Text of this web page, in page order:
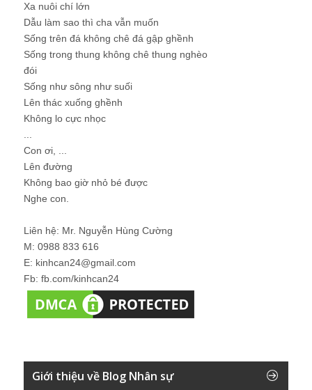
Xa nuôi chí lớn
Dẫu làm sao thì cha vẫn muốn
Sống trên đá không chê đá gập ghềnh
Sống trong thung không chê thung nghèo
đói
Sống như sông như suối
Lên thác xuống ghềnh
Không lo cực nhọc
...
Con ơi, ...
Lên đường
Không bao giờ nhỏ bé được
Nghe con.
Liên hệ: Mr. Nguyễn Hùng Cường
M: 0988 833 616
E: kinhcan24@gmail.com
Fb: fb.com/kinhcan24
Giới thiệu về Blog Nhân sự